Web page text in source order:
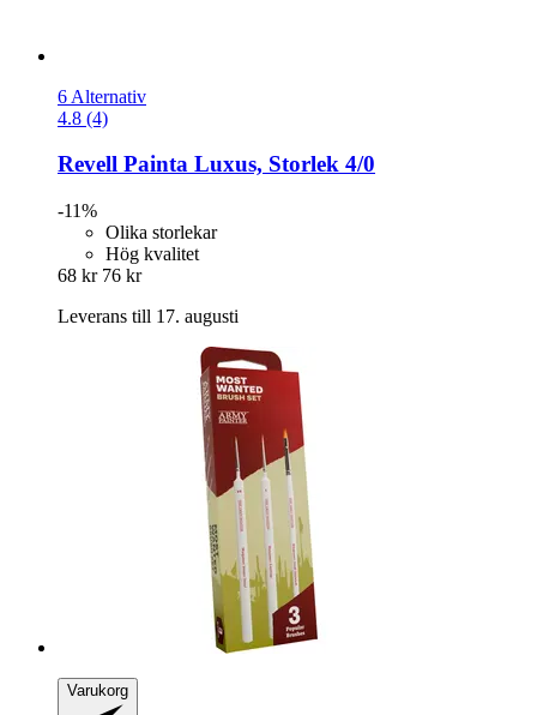
6 Alternativ
4.8 (4)
Revell Painta Luxus, Storlek 4/0
-11%
Olika storlekar
Hög kvalitet
68 kr 76 kr
Leverans till 17. augusti
Varukorg